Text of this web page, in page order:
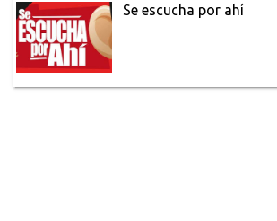
Se escucha por ahí